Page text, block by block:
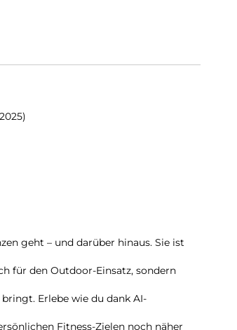
geht – und darüber hinaus. Sie ist
für den Outdoor-Einsatz, sondern
Erlebe wie du dank AI-
Fitness-Zielen noch näher